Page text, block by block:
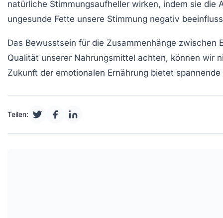
natürliche Stimmungsaufheller wirken, indem sie
ungesunde Fette unsere Stimmung negativ
Das Bewusstsein für die Zusammenhänge zwischen
Qualität unserer Nahrungsmittel achten, können wir
Zukunft der emotionalen Ernährung bietet
Teilen: